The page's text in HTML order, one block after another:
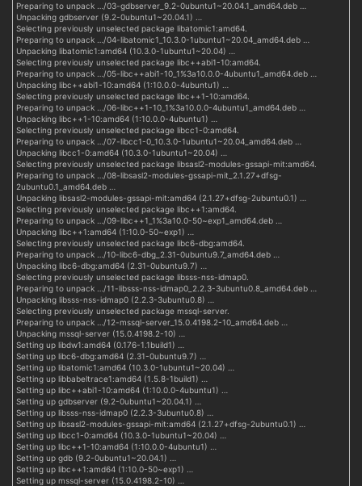
Preparing to unpack …/03-gdbserver_9.2-0ubuntu1~20.04.1_amd64.deb …
Unpacking gdbserver (9.2-0ubuntu1~20.04.1) …
Selecting previously unselected package libatomic1:amd64.
Preparing to unpack …/04-libatomic1_10.3.0-1ubuntu1~20.04_amd64.deb …
Unpacking libatomic1:amd64 (10.3.0-1ubuntu1~20.04) …
Selecting previously unselected package libc++abi1-10:amd64.
Preparing to unpack …/05-libc++abi1-10_1%3a10.0.0-4ubuntu1_amd64.deb …
Unpacking libc++abi1-10:amd64 (1:10.0.0-4ubuntu1) …
Selecting previously unselected package libc++1-10:amd64.
Preparing to unpack …/06-libc++1-10_1%3a10.0.0-4ubuntu1_amd64.deb …
Unpacking libc++1-10:amd64 (1:10.0.0-4ubuntu1) …
Selecting previously unselected package libcc1-0:amd64.
Preparing to unpack …/07-libcc1-0_10.3.0-1ubuntu1~20.04_amd64.deb …
Unpacking libcc1-0:amd64 (10.3.0-1ubuntu1~20.04) …
Selecting previously unselected package libsasl2-modules-gssapi-mit:amd64.
Preparing to unpack …/08-libsasl2-modules-gssapi-mit_2.1.27+dfsg-
2ubuntu0.1_amd64.deb …
Unpacking libsasl2-modules-gssapi-mit:amd64 (2.1.27+dfsg-2ubuntu0.1) …
Selecting previously unselected package libc++1:amd64.
Preparing to unpack …/09-libc++1_1%3a10.0-50~exp1_amd64.deb …
Unpacking libc++1:amd64 (1:10.0-50~exp1) …
Selecting previously unselected package libc6-dbg:amd64.
Preparing to unpack …/10-libc6-dbg_2.31-0ubuntu9.7_amd64.deb …
Unpacking libc6-dbg:amd64 (2.31-0ubuntu9.7) …
Selecting previously unselected package libsss-nss-idmap0.
Preparing to unpack …/11-libsss-nss-idmap0_2.2.3-3ubuntu0.8_amd64.deb …
Unpacking libsss-nss-idmap0 (2.2.3-3ubuntu0.8) …
Selecting previously unselected package mssql-server.
Preparing to unpack …/12-mssql-server_15.0.4198.2-10_amd64.deb …
Unpacking mssql-server (15.0.4198.2-10) …
Setting up libdw1:amd64 (0.176-1.1build1) …
Setting up libc6-dbg:amd64 (2.31-0ubuntu9.7) …
Setting up libatomic1:amd64 (10.3.0-1ubuntu1~20.04) …
Setting up libbabeltrace1:amd64 (1.5.8-1build1) …
Setting up libc++abi1-10:amd64 (1:10.0.0-4ubuntu1) …
Setting up gdbserver (9.2-0ubuntu1~20.04.1) …
Setting up libsss-nss-idmap0 (2.2.3-3ubuntu0.8) …
Setting up libsasl2-modules-gssapi-mit:amd64 (2.1.27+dfsg-2ubuntu0.1) …
Setting up libcc1-0:amd64 (10.3.0-1ubuntu1~20.04) …
Setting up libc++1-10:amd64 (1:10.0.0-4ubuntu1) …
Setting up gdb (9.2-0ubuntu1~20.04.1) …
Setting up libc++1:amd64 (1:10.0-50~exp1) …
Setting up mssql-server (15.0.4198.2-10) …